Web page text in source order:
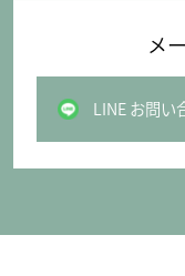
メ
LINE お問い